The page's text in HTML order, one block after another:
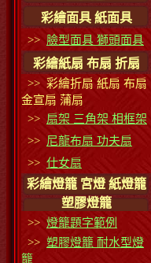
彩繪面具 紙面具
>> 臉型面具 獅頭面具
彩繪紙扇 布扇 折扇
>> 彩繪折扇 紙扇 布扇
金宣扇 蒲扇
>> 扇架 三角架 相框架
>> 尼龍布扇 功夫扇
>> 仕女扇
彩繪燈籠 宮燈 紙燈籠
塑膠燈籠
>> 燈籠題字範例
>> 塑膠燈籠 耐水型燈
籠